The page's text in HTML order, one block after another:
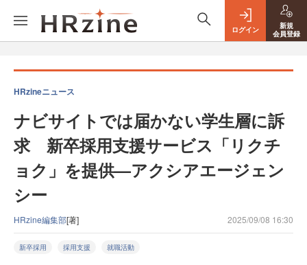
ログイン
新規
会員登録
HRzineニュース
ナビサイトでは届かない学生層に訴
求 新卒採用支援サービス「リクチ
ョク」を提供—アクシアエージェン
シー
HRzine編集部[著] 2025/09/08 16:30
新卒採用 採用支援 就職活動